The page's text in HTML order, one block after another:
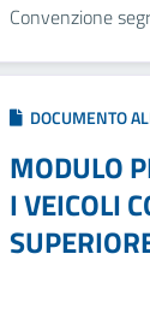
Convenzione
DOCUMENTO
MODULO
I VEICOLI